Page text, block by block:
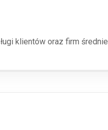
klientów oraz firm średnie